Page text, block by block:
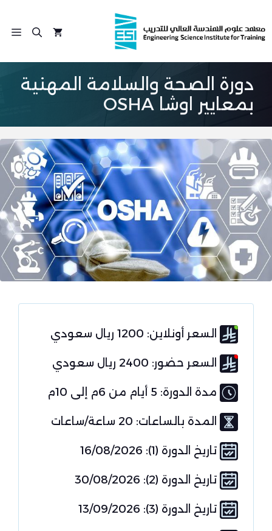
إلى
المحتوى
دورة الصحة والسلامة المهنية
بمعايير اوشا OSHA
السعر أونلاين: 1200 ريال سعودي
السعر حضور: 2400 ريال سعودي
مدة الدورة: 5 أيام من 6م إلى 10م
المدة بالساعات: 20 ساعة/ساعات
تاريخ الدورة (1): 16/08/2026
تاريخ الدورة (2): 30/08/2026
تاريخ الدورة (3): 13/09/2026